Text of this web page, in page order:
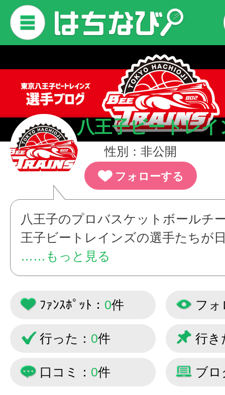
八王子ビートレイ
性別：非公開
フォローする
八王子のプロバスケットボールチ
王子ビートレインズの選手たちが
投稿していきます！
……もっと見る
ﾌｧﾝｽﾎﾟｯﾄ： 0件 フォ
行った： 0件 行き
口コミ： 0件 ブロ